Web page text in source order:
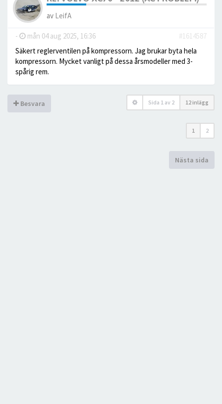
av LeifA
- mån 04 aug 2025, 16:36
#1614587
Säkert reglerventilen på kompressorn. Jag brukar byta hela
kompressorn. Mycket vanligt på dessa årsmodeller med 3-
spårig rem.
Besvara Sida 1 av 2 12 inlägg
1 2
Nästa sida